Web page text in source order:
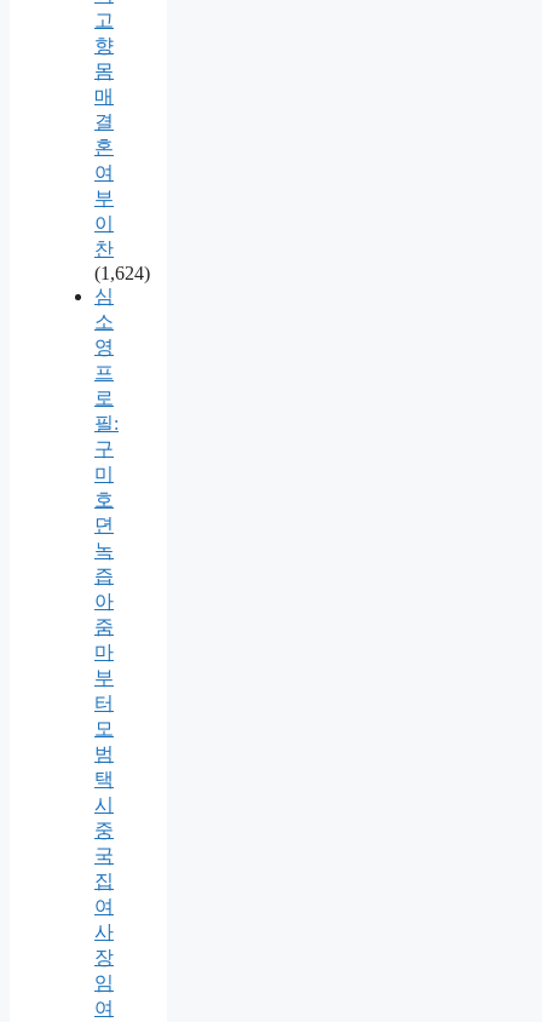
고
향
몸
매
결
혼
여
부
이
찬
(1,624)
심
소
영
프
로
필:
구
미
호
뎐
녹
즙
아
줌
마
부
터
모
범
택
시
중
국
집
여
사
장
임
여